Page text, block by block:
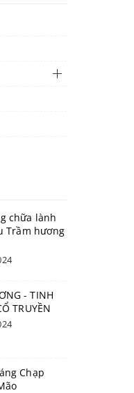
chữa lành
Trầm hương
- TINH
TRUYỀN
Chạp